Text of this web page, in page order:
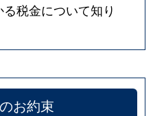
税金について知り
お約束